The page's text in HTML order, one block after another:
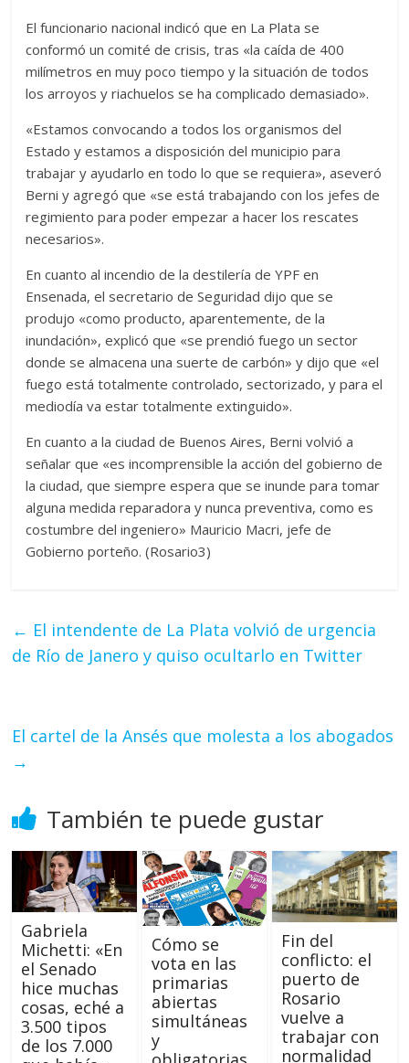
El funcionario nacional indicó que en La Plata se
conformó un comité de crisis, tras «la caída de 400
milímetros en muy poco tiempo y la situación de todos
los arroyos y riachuelos se ha complicado demasiado».
«Estamos convocando a todos los organismos del
Estado y estamos a disposición del municipio para
trabajar y ayudarlo en todo lo que se requiera», aseveró
Berni y agregó que «se está trabajando con los jefes de
regimiento para poder empezar a hacer los rescates
necesarios».
En cuanto al incendio de la destilería de YPF en
Ensenada, el secretario de Seguridad dijo que se
produjo «como producto, aparentemente, de la
inundación», explicó que «se prendió fuego un sector
donde se almacena una suerte de carbón» y dijo que «el
fuego está totalmente controlado, sectorizado, y para el
mediodía va estar totalmente extinguido».
En cuanto a la ciudad de Buenos Aires, Berni volvió a
señalar que «es incomprensible la acción del gobierno de
la ciudad, que siempre espera que se inunde para tomar
alguna medida reparadora y nunca preventiva, como es
costumbre del ingeniero» Mauricio Macri, jefe de
Gobierno porteño. (Rosario3)
← El intendente de La Plata volvió de urgencia
de Río de Janero y quiso ocultarlo en Twitter
El cartel de la Ansés que molesta a los abogados
→
También te puede gustar
Gabriela
Michetti: «En
el Senado
hice muchas
cosas, eché a
3.500 tipos
de los 7.000
Cómo se
vota en las
primarias
abiertas
simultáneas
y
Fin del
conflicto: el
puerto de
Rosario
vuelve a
trabajar con
normalidad